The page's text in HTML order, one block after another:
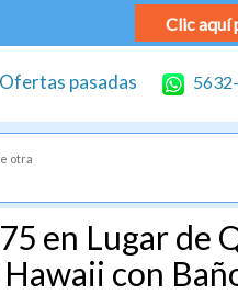
Clic aquí
Ofertas pasadas
otra
en Lugar de
con